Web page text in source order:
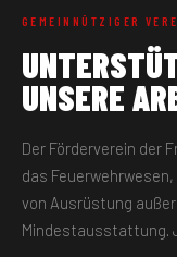
GEMEINNÜTZIGER
UNSERE
Der Förderverein der
das
von Ausrüstung
Mindestausstattung.